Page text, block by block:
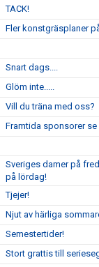
TACK!
Fler konstgräsplaner
Snart dags....
Glöm inte.....
Vill du träna med oss?
Framtida sponsorer se
Sveriges damer på
på lördag!
Tjejer!
Njut av härliga
Semestertider!
Stort grattis till